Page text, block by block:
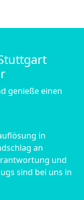
genieße einen
in
an
und
sind bei uns in